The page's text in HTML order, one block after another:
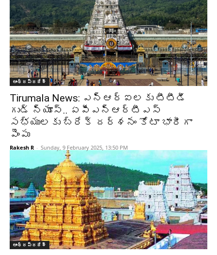
ఆంధ్రప్రదేశ్‌
Tirumala News: ఎన్ఆర్ఐలకు టీటీడీ
గుడ్ న్యూస్.. ఏపీఎన్‌ఆర్‌టీఎస్‌
సభ్యులకు బ్రేక్‌ దర్శనం కోటా భారీగా
పెంపు
Rakesh R - Sunday, 9 February 2025, 13:50 PM
ఆంధ్రప్రదేశ్‌